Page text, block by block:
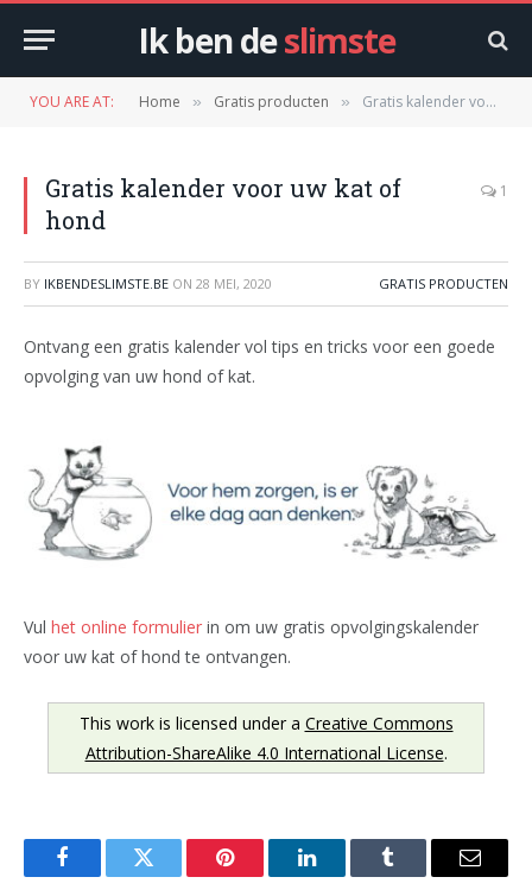
Ik ben deslimste
YOU ARE AT: Home » Gratis producten » Gratis kalender voor uw kat of hond
Gratis kalender voor uw kat of
hond
1
BY IKBENDESLIMSTE.BE ON 28 MEI, 2020 GRATIS PRODUCTEN
Ontvang een gratis kalender vol tips en tricks voor een goede
opvolging van uw hond of kat.
Vul het online formulier in om uw gratis opvolgingskalender
voor uw kat of hond te ontvangen.
This work is licensed under a Creative Commons
Attribution-ShareAlike 4.0 International License.
FacebookTwitter Pinterest LinkedInTumblr Email